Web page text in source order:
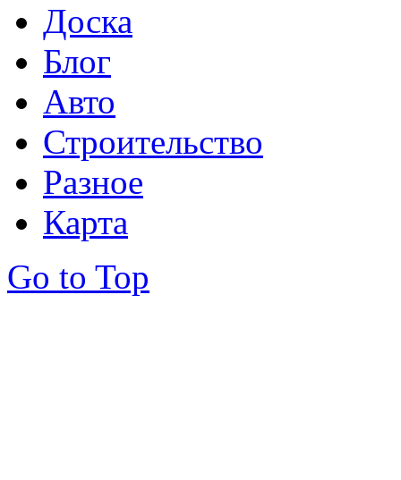
Доска
Блог
Авто
Строительство
Разное
Карта
Go to Top